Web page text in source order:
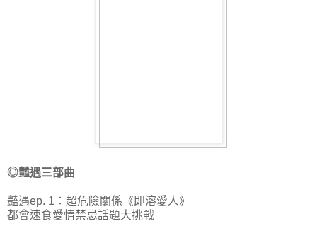
◎豔遇三部曲
豔遇ep. 1：超危險關係《即溶愛人》
都會速食愛情禁忌話題大挑戰